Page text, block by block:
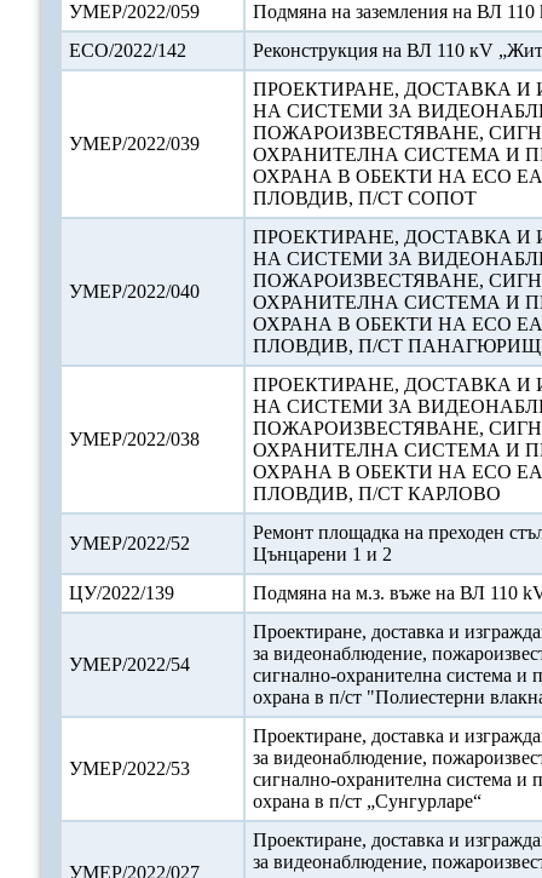
УМЕР/2022/059
Подмяна на заземления на ВЛ
ЕСО/2022/142
Реконструкция на ВЛ 110 кV
УМЕР/2022/039
ПРОЕКТИРАНЕ, ДОСТАВКА И
НА СИСТЕМИ ЗА
ПОЖАРОИЗВЕСТЯВАНЕ,
ОХРАНИТЕЛНА СИСТЕМА И
ОХРАНА В ОБЕКТИ НА ЕСО
ПЛОВДИВ, П/СТ СОПОТ
УМЕР/2022/040
ПРОЕКТИРАНЕ, ДОСТАВКА И
НА СИСТЕМИ ЗА
ПОЖАРОИЗВЕСТЯВАНЕ,
ОХРАНИТЕЛНА СИСТЕМА И
ОХРАНА В ОБЕКТИ НА ЕСО
ПЛОВДИВ, П/СТ
УМЕР/2022/038
ПРОЕКТИРАНЕ, ДОСТАВКА И
НА СИСТЕМИ ЗА
ПОЖАРОИЗВЕСТЯВАНЕ,
ОХРАНИТЕЛНА СИСТЕМА И
ОХРАНА В ОБЕКТИ НА ЕСО
ПЛОВДИВ, П/СТ КАРЛОВО
УМЕР/2022/52
Ремонт площадка на преходен
Цънцарени 1 и 2
ЦУ/2022/139
Подмяна на м.з. въже на ВЛ 110
УМЕР/2022/54
Проектиране, доставка и
за видеонаблюдение,
сигнално-охранителна система и
охрана в п/ст "Полиестерни
УМЕР/2022/53
Проектиране, доставка и
за видеонаблюдение,
сигнално-охранителна система и
охрана в п/ст „Сунгурларе“
УМЕР/2022/027
Проектиране, доставка и
за видеонаблюдение,